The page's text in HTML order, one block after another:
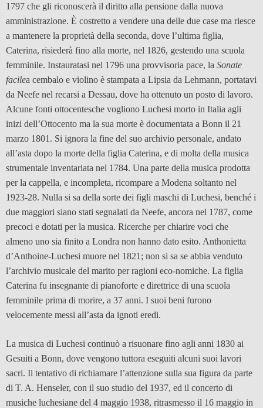
1797 che gli riconoscerà il diritto alla pensione dalla nuova
amministrazione. È costretto a vendere una delle due case ma riesce
a mantenere la proprietà della seconda, dove l’ultima figlia,
Caterina, risiederà fino alla morte, nel 1826, gestendo una scuola
femminile. Instauratasi nel 1796 una provvisoria pace, la Sonate
facilea cembalo e violino è stampata a Lipsia da Lehmann, portatavi
da Neefe nel recarsi a Dessau, dove ha ottenuto un posto di lavoro.
Alcune fonti ottocentesche vogliono Luchesi morto in Italia agli
inizi dell’Ottocento ma la sua morte è documentata a Bonn il 21
marzo 1801. Si ignora la fine del suo archivio personale, andato
all’asta dopo la morte della figlia Caterina, e di molta della musica
strumentale inventariata nel 1784. Una parte della musica prodotta
per la cappella, e incompleta, ricompare a Modena soltanto nel
1923-28. Nulla si sa della sorte dei figli maschi di Luchesi, benché i
due maggiori siano stati segnalati da Neefe, ancora nel 1787, come
precoci e dotati per la musica. Ricerche per chiarire voci che
almeno uno sia finito a Londra non hanno dato esito. Anthonietta
d’Anthoine-Luchesi muore nel 1821; non si sa se abbia venduto
l’archivio musicale del marito per ragioni eco-nomiche. La figlia
Caterina fu insegnante di pianoforte e direttrice di una scuola
femminile prima di morire, a 37 anni. I suoi beni furono
velocemente messi all’asta da ignoti eredi.
La musica di Luchesi continuò a risuonare fino agli anni 1830 ai
Gesuiti a Bonn, dove vengono tuttora eseguiti alcuni suoi lavori
sacri. Il tentativo di richiamare l’attenzione sulla sua figura da parte
di T. A. Henseler, con il suo studio del 1937, ed il concerto di
musiche luchesiane del 4 maggio 1938, ritrasmesso il 16 maggio in